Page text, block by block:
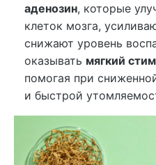
аденозин, которые
клеток мозга,
снижают уровень
оказывать мягкий
помогая при
и быстрой